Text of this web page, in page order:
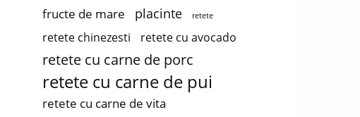
fructe de mare
placinte retete
retete chinezesti retete cu avocado
retete cu carne de porc
retete cu carne de pui
retete cu carne de vita